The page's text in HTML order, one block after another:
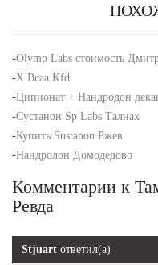
-Olymp Labs стоимость
-X Bcaa Kfd
-Ципионат + Нандродон
-Сустанон Sp Labs Талнах
-Купить Sustanon Ржев
-Нандролон Домодедово
Комментарии к
Ревда
Stjuart ответил(а)